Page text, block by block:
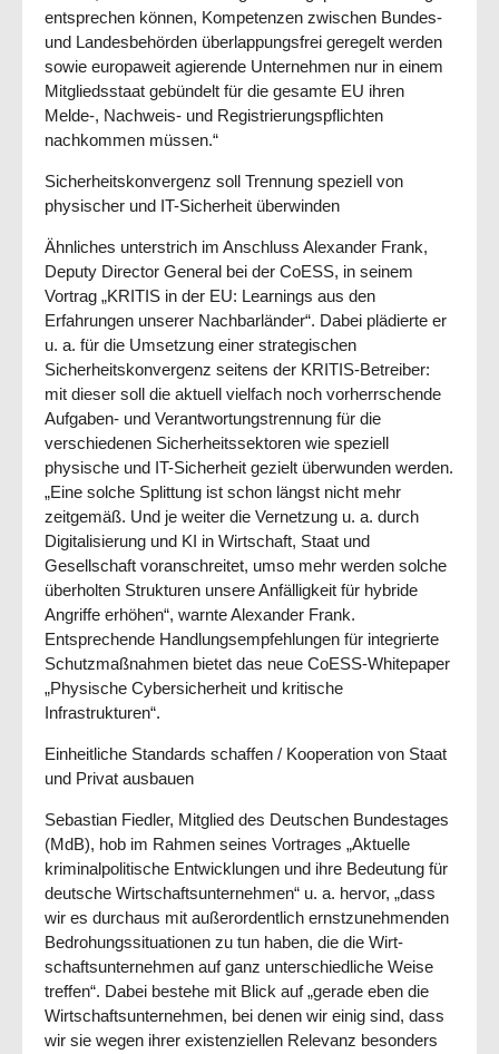
entsprechen können, Kompetenzen zwischen Bundes-
und Landesbehörden überlappungsfrei geregelt werden
sowie europaweit agierende Unternehmen nur in einem
Mitgliedsstaat gebündelt für die gesamte EU ihren
Melde-, Nachweis- und Regis­trie­rungs­pflichten
nachkommen müssen.“
Sicherheitskonvergenz soll Trennung speziell von
physischer und IT-Sicherheit überwinden
Ähnliches unterstrich im Anschluss Alexander Frank,
Deputy Director General bei der CoESS, in seinem
Vortrag „KRITIS in der EU: Learnings aus den
Erfahrungen unserer Nachbarländer“. Dabei plä­dierte er
u. a. für die Umsetzung einer strategischen
Sicherheitskonvergenz seitens der KRITIS-Betreiber:
mit dieser soll die aktuell vielfach noch vorherrschende
Aufgaben- und Verant­wor­tungs­trennung für die
verschiedenen Sicherheitssektoren wie speziell
physische und IT-Sicherheit gezielt über­wun­den werden.
„Eine solche Splittung ist schon längst nicht mehr
zeitgemäß. Und je wei­ter die Vernetzung u. a. durch
Digitalisierung und KI in Wirtschaft, Staat und
Gesellschaft voran­schrei­tet, umso mehr werden solche
überholten Strukturen unsere Anfälligkeit für hybride
Angriffe erhöhen“, warnte Alexander Frank.
Entsprechende Handlungsempfehlungen für integrierte
Schutzmaßnahmen bietet das neue CoESS-White­paper
„Physische Cybersicherheit und kritische
Infrastrukturen“.
Einheitliche Standards schaffen / Kooperation von Staat
und Privat ausbauen
Sebastian Fiedler, Mitglied des Deutschen Bundestages
(MdB), hob im Rahmen seines Vortrages „Aktuelle
kriminalpolitische Ent­wick­lungen und ihre Bedeutung für
deutsche Wirt­schafts­unter­neh­men“ u. a. hervor, „dass
wir es durchaus mit außerordentlich ernstzunehmenden
Bedrohungs­situa­tionen zu tun haben, die die Wirt­
schaftsunternehmen auf ganz unterschiedliche Weise
treffen“. Dabei bestehe mit Blick auf „ge­rade eben die
Wirtschaftsunternehmen, bei denen wir einig sind, dass
wir sie wegen ihrer existen­ziellen Relevanz besonders